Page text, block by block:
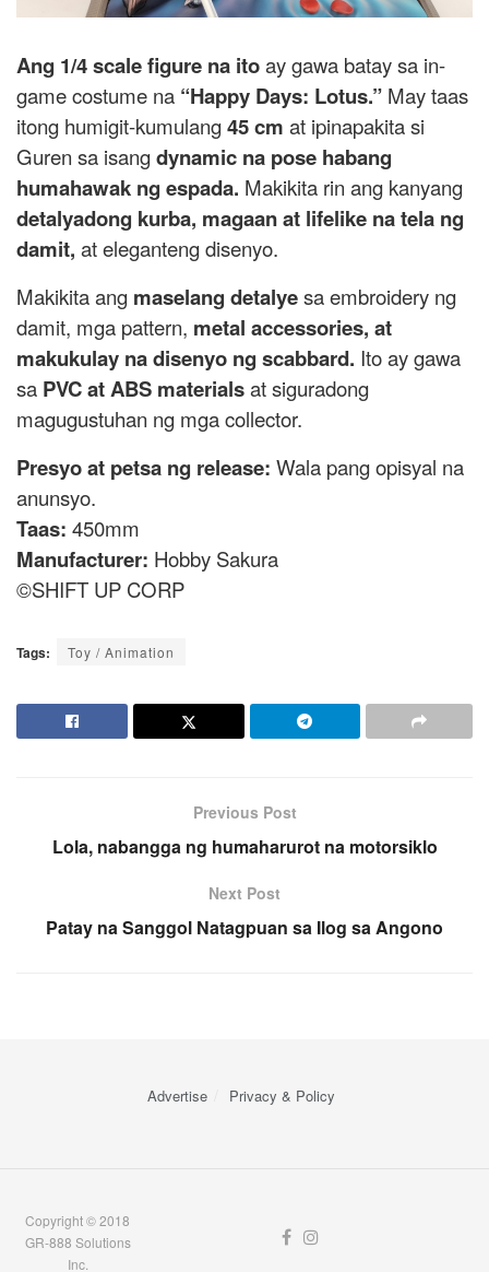
Ang 1/4 scale figure na itoay gawa batay sa in-
game costume na “Happy Days: Lotus.” May taas
itong humigit-kumulang45 cm at ipinapakita si
Guren sa isangdynamic na pose habang
humahawak ng espada. Makikita rin ang kanyang
detalyadong kurba, magaan at lifelike na tela ng
damit, at eleganteng disenyo.
Makikita ang maselang detalyesa embroidery ng
damit, mga pattern, metal accessories, at
makukulay na disenyo ng scabbard. Ito ay gawa
sa PVC at ABS materialsat siguradong
magugustuhan ng mga collector.
Presyo at petsa ng release: Wala pang opisyal na
anunsyo.
Taas: 450mm
Manufacturer: Hobby Sakura
©SHIFT UP CORP
Tags: Toy / Animation
Previous Post
Lola, nabangga ng humaharurot na motorsiklo
Next Post
Patay na Sanggol Natagpuan sa Ilog sa Angono
Advertise Privacy & Policy
Copyright © 2018
GR-888 Solutions
Inc.